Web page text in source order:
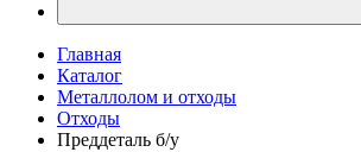
Главная
Каталог
Металлолом и отходы
Отходы
Преддеталь б/у